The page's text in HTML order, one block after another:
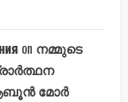
on നമ്മുടെ
മോർ